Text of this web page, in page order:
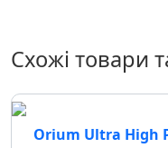
Схожі товари
Orium Ultra High